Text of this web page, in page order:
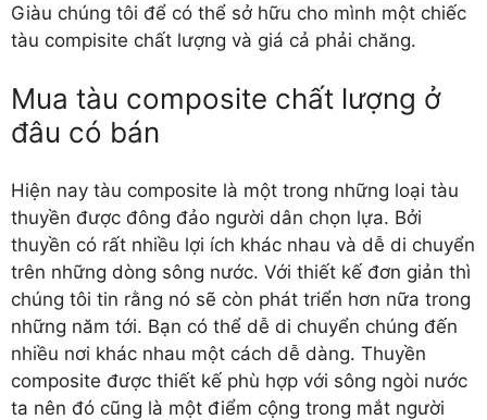
Giàu chúng tôi để có thể sở hữu cho mình một chiếc
tàu compisite chất lượng và giá cả phải chăng.
Mua tàu composite chất lượng ở
đâu có bán
Hiện nay tàu composite là một trong những loại tàu
thuyền được đông đảo người dân chọn lựa. Bởi
thuyền có rất nhiều lợi ích khác nhau và dễ di chuyển
trên những dòng sông nước. Với thiết kế đơn giản thì
chúng tôi tin rằng nó sẽ còn phát triển hơn nữa trong
những năm tới. Bạn có thể dễ di chuyển chúng đến
nhiều nơi khác nhau một cách dễ dàng. Thuyền
composite được thiết kế phù hợp với sông ngòi nước
ta nên đó cũng là một điểm cộng trong mắt người